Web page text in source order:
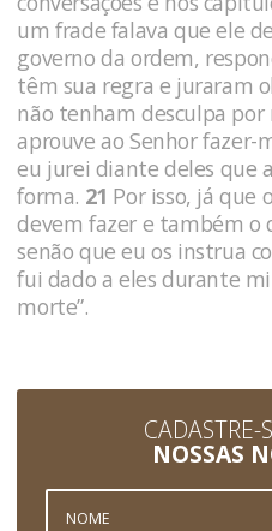
um frade falava que ele
governo da ordem,
têm sua regra e juraram
não tenham desculpa por
aprouve ao Senhor fazer-
eu jurei diante deles que
forma. 21 Por isso, já que
devem fazer e também o
senão que eu os instrua
fui dado a eles durante
morte”.
CADASTRE-
NOSSAS